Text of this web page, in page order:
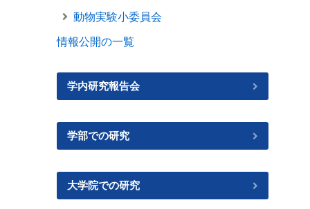
動物実験小委員会
情報公開の一覧
学内研究報告会
学部での研究
大学院での研究